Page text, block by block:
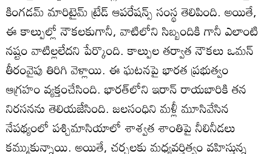
కింగడమ్‌ మారిటైమ్‌ ట్రేడ్‌ ఆపరేషన్స్‌ సంస్థ తెలిపింది. అయితే,
ఈ కాల్పుల్లో నౌకలకుగానీ, వాటిలోని సిబ్బందికి గానీ ఎలాంటి
నష్టం వాటిల్లలేదని పేర్కొంది. కాల్పుల తర్వాత నౌకలు ఒమన్‌
తీరంవైపు తిరిగి వెళ్లాయి. ఈ ఘటనపై భారత ప్రభుత్వం
ఆగ్రహం వ్యక్తంచేసింది. భారత్‌లోని ఇరాన్‌ రాయబారికి తన
నిరసనను తెలియజేసింది. జలసంధిని మళ్లీ మూసివేసిన
నేపథ్యంలో పశ్చిమాసియాలో శాశ్వత శాంతిపై నీలినీడలు
కమ్ముకున్నాయి. అయితే, చర్చలకు మధ్యవర్తిత్వం వహిస్తున్న